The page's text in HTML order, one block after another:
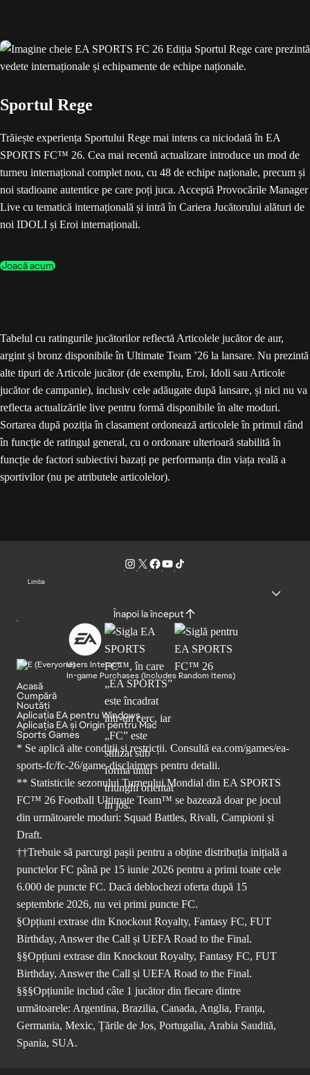
Sportul Rege
Trăiește experiența Sportului Rege mai intens ca niciodată în EA
SPORTS FC™ 26. Cea mai recentă actualizare introduce un mod de
turneu internațional complet nou, cu 48 de echipe naționale, precum și
noi stadioane autentice pe care poți juca. Acceptă Provocările Manager
Live cu tematică internațională și intră în Cariera Jucătorului alături de
noi IDOLI și Eroi internaționali.
Joacă acum
Tabelul cu ratingurile jucătorilor reflectă Articolele jucător de aur,
argint și bronz disponibile în Ultimate Team ’26 la lansare. Nu prezintă
alte tipuri de Articole jucător (de exemplu, Eroi, Idoli sau Articole
jucător de campanie), inclusiv cele adăugate după lansare, și nici nu va
reflecta actualizările live pentru formă disponibile în alte moduri.
Sortarea după poziția în clasament ordonează articolele în primul rând
în funcție de ratingul general, cu o ordonare ulterioară stabilită în
funcție de factori subiectivi bazați pe performanța din viața reală a
sportivilor (nu pe atributele articolelor).
Limba
Înapoi la început
Users Interact
In-game Purchases (Includes Random Items)
Acasă
Cumpără
Noutăți
Aplicația EA pentru Windows
Aplicația EA și Origin pentru Mac
Sports Games
* Se aplică alte condiții și restricții. Consultă ea.com/games/ea-
sports-fc/fc-26/game-disclaimers pentru detalii.
** Statisticile sezonului Turneului Mondial din EA SPORTS
FC™ 26 Football Ultimate Team™ se bazează doar pe jocul
din următoarele moduri: Squad Battles, Rivali, Campioni și
Draft.
††Trebuie să parcurgi pașii pentru a obține distribuția inițială a
punctelor FC până pe 15 iunie 2026 pentru a primi toate cele
6.000 de puncte FC. Dacă deblochezi oferta după 15
septembrie 2026, nu vei primi puncte FC.
§Opțiuni extrase din Knockout Royalty, Fantasy FC, FUT
Birthday, Answer the Call și UEFA Road to the Final.
§§Opțiuni extrase din Knockout Royalty, Fantasy FC, FUT
Birthday, Answer the Call și UEFA Road to the Final.
§§§Opțiunile includ câte 1 jucător din fiecare dintre
următoarele: Argentina, Brazilia, Canada, Anglia, Franța,
Germania, Mexic, Țările de Jos, Portugalia, Arabia Saudită,
Spania, SUA.